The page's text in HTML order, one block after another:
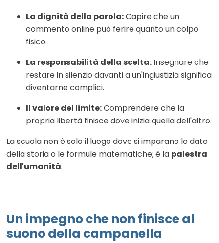
La dignità della parola:Capire che un
commento online può ferire quanto un colpo
fisico.
La responsabilità della scelta: Insegnare che
restare in silenzio davanti a un'ingiustizia significa
diventarne complici.
Il valore del limite:Comprendere che la
propria libertà finisce dove inizia quella dell'altro.
La scuola non è solo il luogo dove si imparano le date
della storia o le formule matematiche; è la palestra
dell'umanità.
Un impegno che non finisce al
suono della campanella